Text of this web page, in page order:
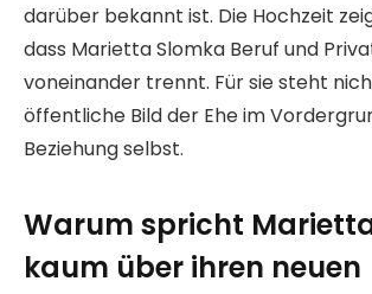
darüber bekannt ist. Die Hochzeit
dass Marietta Slomka Beruf und
voneinander trennt. Für sie steht
öffentliche Bild der Ehe im
Beziehung selbst.
Warum spricht
kaum über ihren neuen